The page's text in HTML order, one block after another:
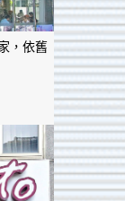
，依舊